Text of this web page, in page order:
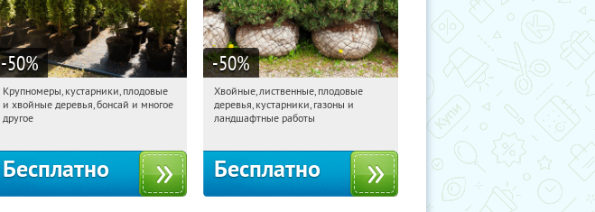
-50%
10:49:18 Получили:28
Москва, Рябиновая улица, 17
Крупномеры, кустарники, плодовые
и хвойные деревья, бонсай и многое
другое
Бесплатно
-50%
10:49:18 Получили:
Павелецкая
Угрешская
Хвойные, лиственные, плодовые
деревья, кустарники, газоны и
ландшафтные работы
Бесплатно